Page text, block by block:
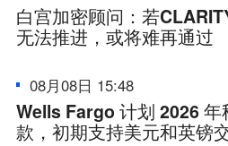
白宫加密顾问：若
无法推进，或将难再通过
08月08日 15:48
Wells Fargo 计划 2026
款，初期支持美元和英镑